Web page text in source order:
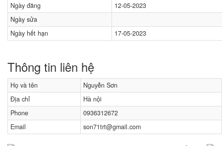
Ngày đăng
12-05-2023
Ngày sửa
Ngày hết hạn
17-05-2023
Thông tin liên hệ
Họ và tên
Nguyễn Sơn
Địa chỉ
Hà nội
Phone
0936312672
Email
son71trt@gmail.com